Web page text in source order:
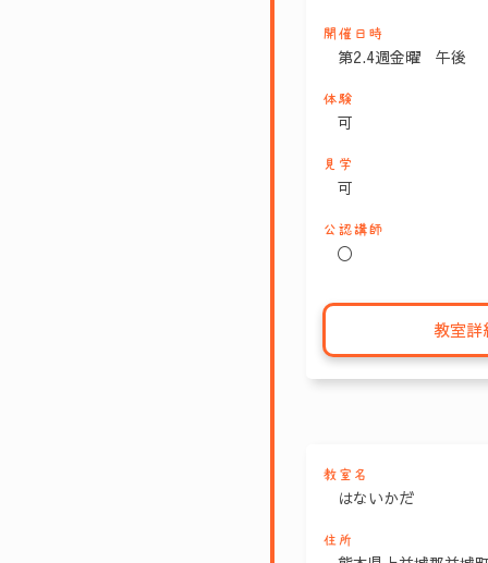
開催日時
第2.4週金曜 午後
体験
可
見学
可
公認講師
〇
教室詳
教室名
はないかだ
住所